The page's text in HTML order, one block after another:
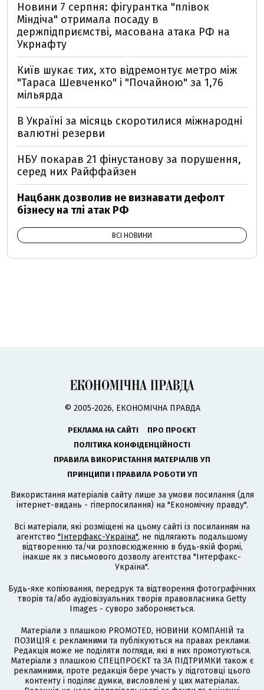
Новини 7 серпня: фігурантка "плівок
Міндіча" отримала посаду в
держпідприємстві, масована атака РФ на
Укрнафту
Київ шукає тих, хто відремонтує метро між
"Тараса Шевченко" і "Почайною" за 1,76
мільярда
В Україні за місяць скоротилися міжнародні
валютні резерви
НБУ покарав 21 фінустанову за порушення,
серед них Райффайзен
Нацбанк дозволив не визнавати дефолт
бізнесу на тлі атак РФ
ВСІ НОВИНИ
© 2005-2026, ЕКОНОМІЧНА ПРАВДА
РЕКЛАМА НА САЙТІ
ПРО ПРОЄКТ
ПОЛІТИКА КОНФІДЕНЦІЙНОСТІ
ПРАВИЛА ВИКОРИСТАННЯ МАТЕРІАЛІВ УП
ПРИНЦИПИ І ПРАВИЛА РОБОТИ УП
Використання матеріалів сайту лише за умови посилання (для
інтернет-видань - гіперпосилання) на "Економічну правду".
Всі матеріали, які розміщені на цьому сайті із посиланням на
агентство "Інтерфакс-Україна", не підлягають подальшому
відтворенню та/чи розповсюдженню в будь-якій формі,
інакше як з письмового дозволу агентства "Інтерфакс-
Україна".
Будь-яке копіювання, передрук та відтворення фотографічних
творів та/або аудіовізуальних творів правовласника Getty
Images - суворо забороняється.
Матеріали з плашкою PROMOTED, НОВИНИ КОМПАНІЙ та
ПОЗИЦІЯ є рекламними та публікуються на правах реклами.
Редакція може не поділяти погляди, які в них промотуються.
Матеріали з плашкою СПЕЦПРОЄКТ та ЗА ПІДТРИМКИ також є
рекламними, проте редакція бере участь у підготовці цього
контенту і поділяє думки, висловлені у цих матеріалах.